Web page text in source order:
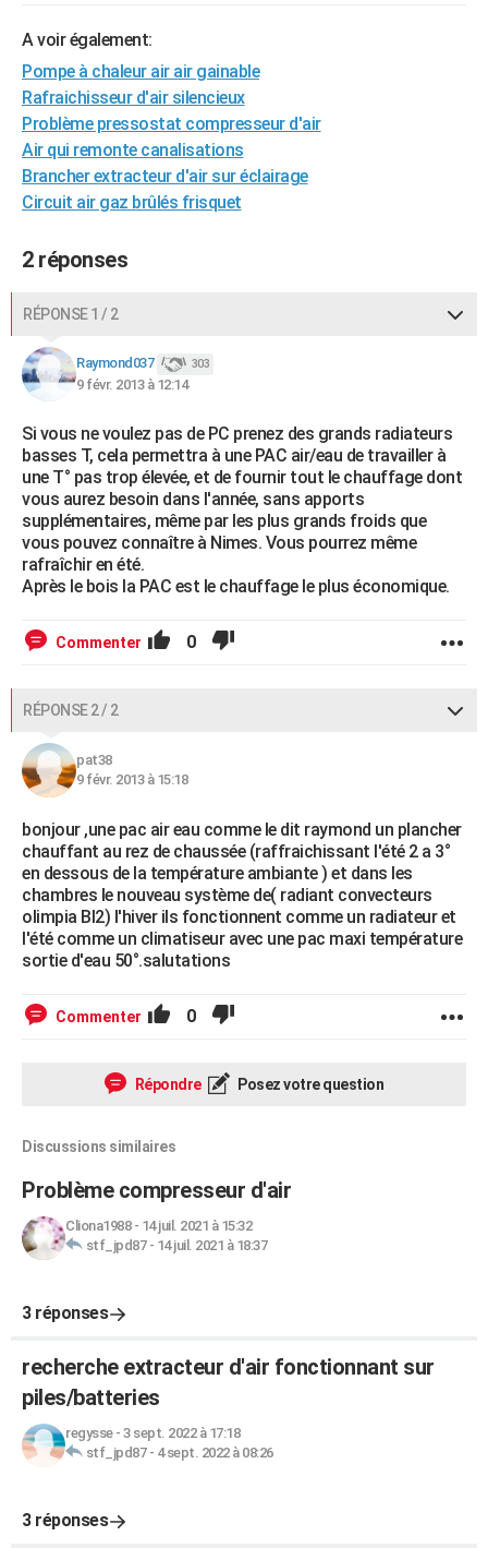
FORUM
Bricolage
Lifestyle
Culture
SportAuto
Television
Voyage
Cinema
A voir également:
Pompe à chaleur air air gainable
Rafraichisseur d'air silencieux
Problème pressostat compresseur d'air
Air qui remonte canalisations
Brancher extracteur d'air sur éclairage
Circuit air gaz brûlés frisquet
2 réponses
RÉPONSE 1 / 2
Raymond037 303
9 févr. 2013 à 12:14
Si vous ne voulez pas de PC prenez des grands radiateurs
basses T, cela permettra à une PAC air/eau de travailler à
une T° pas trop élevée, et de fournir tout le chauffage dont
vous aurez besoin dans l'année, sans apports
supplémentaires, même par les plus grands froids que
vous pouvez connaître à Nimes. Vous pourrez même
rafraîchir en été.
Après le bois la PAC est le chauffage le plus économique.
Commenter 0
RÉPONSE 2 / 2
pat38
9 févr. 2013 à 15:18
bonjour ,une pac air eau comme le dit raymond un plancher
chauffant au rez de chaussée (raffraichissant l'été 2 a 3°
en dessous de la température ambiante ) et dans les
chambres le nouveau système de( radiant convecteurs
olimpia BI2) l'hiver ils fonctionnent comme un radiateur et
l'été comme un climatiseur avec une pac maxi température
sortie d'eau 50°.salutations
Commenter 0
Répondre Posez votre question
Discussions similaires
Problème compresseur d'air
Cliona1988- 14 juil. 2021 à 15:32
stf_jpd87- 14 juil. 2021 à 18:37
3 réponses
recherche extracteur d'air fonctionnant sur
piles/batteries
regysse- 3 sept. 2022 à 17:18
stf_jpd87- 4 sept. 2022 à 08:26
3 réponses